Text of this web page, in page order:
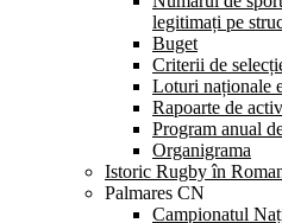
legitimați pe
Buget
Criterii de
Loturi naționale
Rapoarte de
Program anual
Organigrama
Istoric Rugby în
Palmares CN
Campionatul